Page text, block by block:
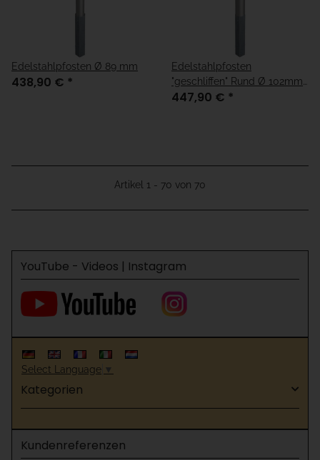
Edelstahlpfosten Ø 89 mm
438,90 € *
Edelstahlpfosten
"geschliffen" Rund Ø 102mm,
Überflur 900mm
447,90 € *
Artikel 1 - 70 von 70
YouTube - Videos | Instagram
Select Language ▼
Kategorien
Kundenreferenzen